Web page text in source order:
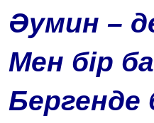
Әумин –
Мен бір
Бергенде